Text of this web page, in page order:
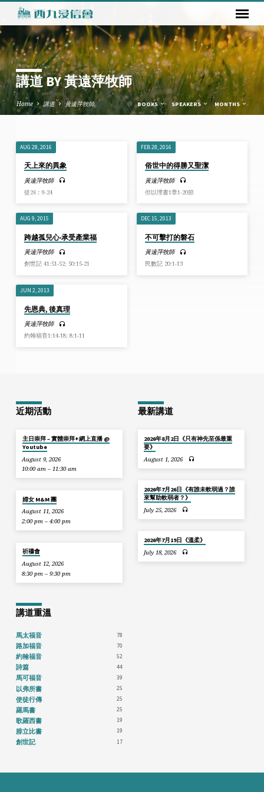
講道 BY 黃遠萍牧師
Home 講道 黃遠萍牧師 BOOKS SPEAKERS MONTHS
講
道
BY
黃
遠
萍
牧
師
AUG 28, 2016
天上來的異象
黃遠萍牧師
徒26︰9-24
FEB 28, 2016
俗世中的得勝又聖潔
黃遠萍牧師
但以理書1章1-20節
AUG 9, 2015
跨越孤兒心‧承受產業福
黃遠萍牧師
創世記 41:51-52; 50:15-21
DEC 15, 2013
不可擊打的磐石
黃遠萍牧師
民數記 20:1-13
JUN 2, 2013
先恩典, 後真理
黃遠萍牧師
約翰福音1:14-18; 8:1-11
近期活動
主日崇拜 – 實體崇拜+網上直播 @
Youtube
August 9, 2026
10:00 am – 11:30 am
婦女 M&M 團
August 11, 2026
2:00 pm – 4:00 pm
祈禱會
August 12, 2026
8:30 pm – 9:30 pm
最新講道
2026年8月2日《只有神先至係最重
要》
August 1, 2026
2026年7月26日《有誰未軟弱過？誰
來幫助軟弱者？》
July 25, 2026
2026年7月19日《溫柔》
July 18, 2026
講道重溫
馬太福音 78
路加福音 70
約翰福音 52
詩篇 44
馬可福音 39
以弗所書 25
使徒行傳 25
羅馬書 25
歌羅西書 19
腓立比書 19
創世記 17